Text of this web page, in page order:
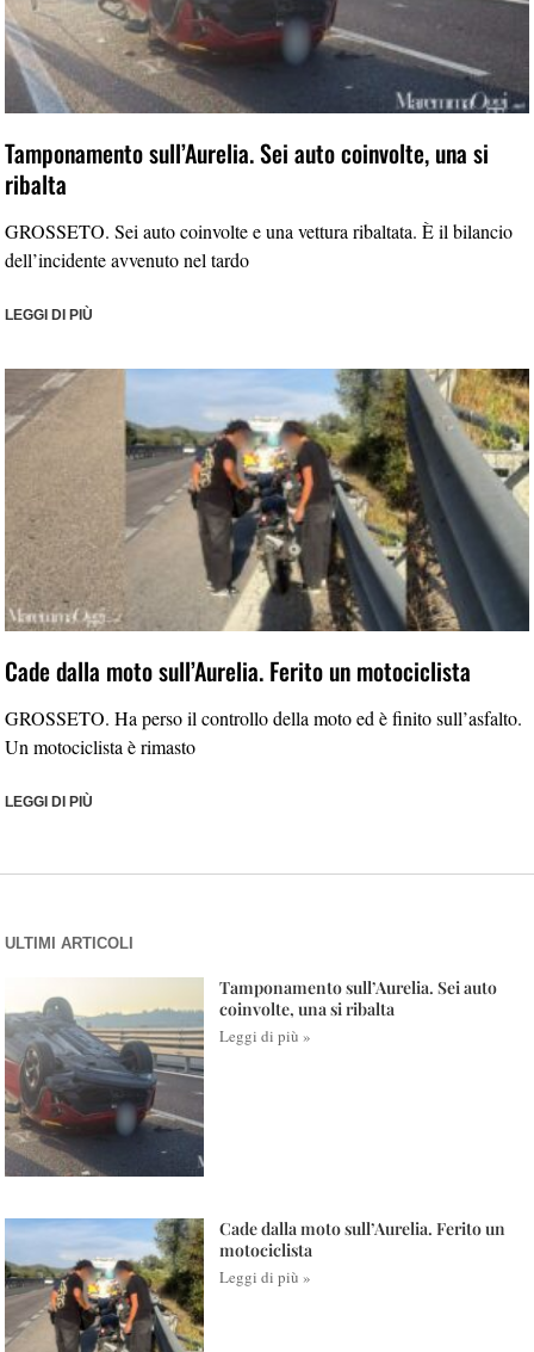
Tamponamento sull’Aurelia. Sei auto coinvolte, una si
ribalta
GROSSETO. Sei auto coinvolte e una vettura ribaltata. È il bilancio
dell’incidente avvenuto nel tardo
LEGGI DI PIÙ
Cade dalla moto sull’Aurelia. Ferito un motociclista
GROSSETO. Ha perso il controllo della moto ed è finito sull’asfalto.
Un motociclista è rimasto
LEGGI DI PIÙ
ULTIMI ARTICOLI
Tamponamento sull’Aurelia. Sei auto
coinvolte, una si ribalta
Leggi di più »
Cade dalla moto sull’Aurelia. Ferito un
motociclista
Leggi di più »